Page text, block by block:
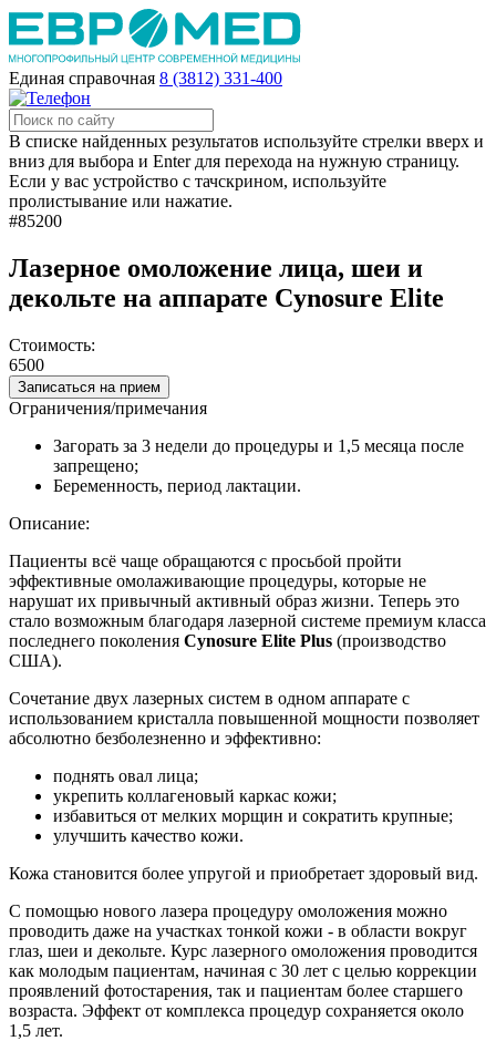
Единая справочная 8 (3812) 331-400
В списке найденных результатов используйте стрелки вверх и
вниз для выбора и Enter для перехода на нужную страницу.
Если у вас устройство с тачскрином, используйте
пролистывание или нажатие.
#85200
Лазерное омоложение лица, шеи и
декольте на аппарате Cynosure Elite
Стоимость:
6500
Записаться на прием
Ограничения/примечания
Загорать за 3 недели до процедуры и 1,5 месяца после
запрещено;
Беременность, период лактации.
Описание:
Пациенты всё чаще обращаются с просьбой пройти
эффективные омолаживающие процедуры, которые не
нарушат их привычный активный образ жизни. Теперь это
стало возможным благодаря лазерной системе премиум класса
последнего поколения Cynosure Elite Plus (производство
США).
Сочетание двух лазерных систем в одном аппарате с
использованием кристалла повышенной мощности позволяет
абсолютно безболезненно и эффективно:
поднять овал лица;
укрепить коллагеновый каркас кожи;
избавиться от мелких морщин и сократить крупные;
улучшить качество кожи.
Кожа становится более упругой и приобретает здоровый вид.
С помощью нового лазера процедуру омоложения можно
проводить даже на участках тонкой кожи - в области вокруг
глаз, шеи и декольте. Курс лазерного омоложения проводится
как молодым пациентам, начиная с 30 лет с целью коррекции
проявлений фотостарения, так и пациентам более старшего
возраста. Эффект от комплекса процедур сохраняется около
1,5 лет.